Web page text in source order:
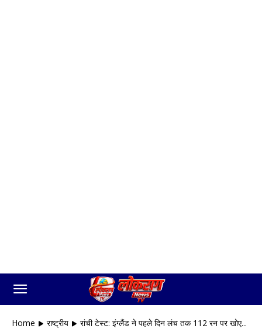
Home राष्ट्रीय रांची टेस्ट: इंग्लैंड ने पहले दिन लंच तक 112 रन पर खोए...